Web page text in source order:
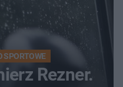
SPORTOWE
Rezner.